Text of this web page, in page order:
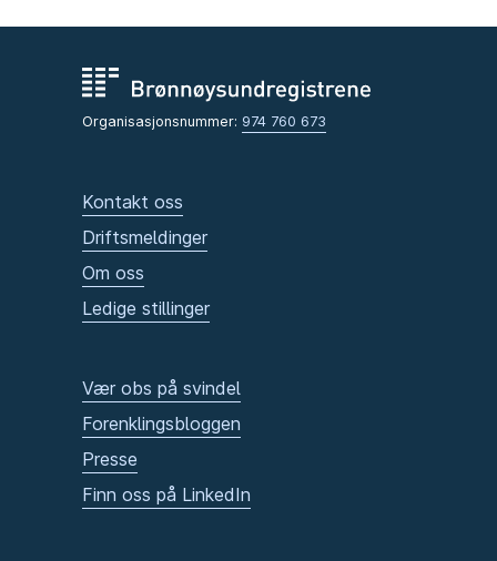
Organisasjonsnummer: 974 760 673
Kontakt oss
Driftsmeldinger
Om oss
Ledige stillinger
Vær obs på svindel
Forenklingsbloggen
Presse
Finn oss på LinkedIn